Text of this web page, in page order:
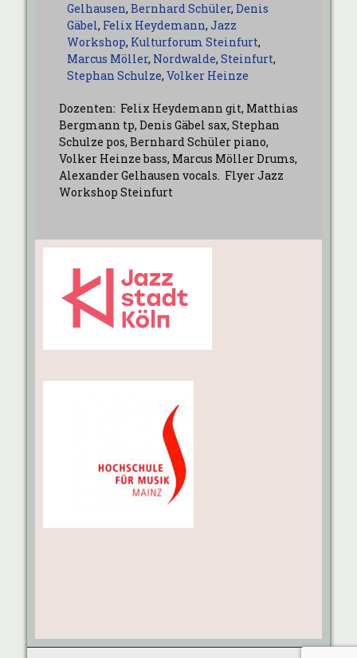
Gelhausen, Bernhard Schüler, Denis
Gäbel, Felix Heydemann, Jazz
Workshop, Kulturforum Steinfurt,
Marcus Möller, Nordwalde, Steinfurt,
Stephan Schulze, Volker Heinze
Dozenten: Felix Heydemann git, Matthias
Bergmann tp, Denis Gäbel sax, Stephan
Schulze pos, Bernhard Schüler piano,
Volker Heinze bass, Marcus Möller Drums,
Alexander Gelhausen vocals. Flyer Jazz
Workshop Steinfurt